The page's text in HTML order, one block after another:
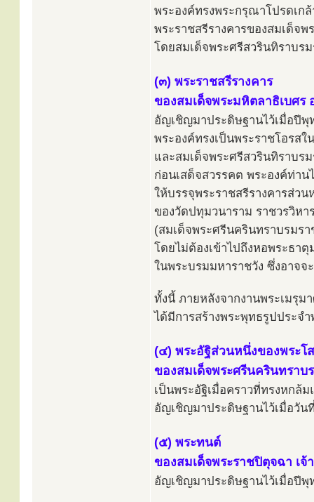
พระองค์ทรงพระกรุณาโปรดเ
พระราชสรีรางคารของสมเด็จ
โดยสมเด็จพระศรีสวรินทิราบรม
(๓) พระราชสรีรางคาร
ของสมเด็จพระมหิตลาธิเบศร
อัญเชิญมาประดิษฐานไว้เมื่อปี
พระองค์ทรงเป็นพระราชโอรส
และสมเด็จพระศรีสวรินทิราบร
ก่อนเสด็จสวรรคต พระองค์ท่า
ให้บรรจุพระราชสรีรางคารส่ว
ของวัดปทุมวนาราม ราชวรวิห
(สมเด็จพระศรีนครินทราบรมร
โดยไม่ต้องเข้าไปถึงหอพระธา
ในพระบรมมหาราชวัง ซึ่งอาจจ
ทั้งนี้ ภายหลังจากงานพระเมรุ
ได้มีการสร้างพระพุทธรูปประจ
(๔) พระอัฐิส่วนหนึ่งของพระ
ของสมเด็จพระศรีนครินทราบ
เป็นพระอัฐิเมื่อคราวที่ทรงหกล้
อัญเชิญมาประดิษฐานไว้เมื่อวั
(๕) พระทนต์
ของสมเด็จพระราชปิตุจฉา เ
อัญเชิญมาประดิษฐานไว้เมื่อปี